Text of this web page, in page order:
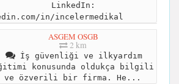
LinkedIn:
in/incelermedikal
ASGEM OSGB
2 km
İş güvenliği ve ilkyardım
konusunda oldukça bilgili
ve özverili bir firma. He...